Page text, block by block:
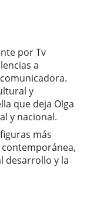
por Tv
a
y
que deja Olga
y nacional.
más
desarrollo y la